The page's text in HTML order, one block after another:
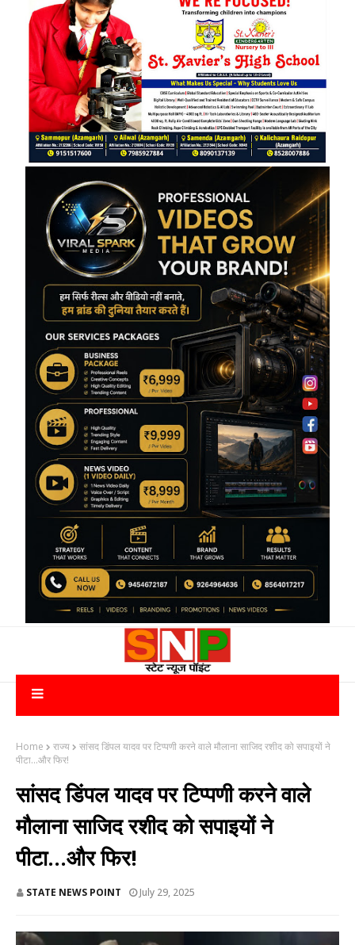
Home राज्य
सांसद डिंपल यादव पर टिप्पणी करने वाले मौलाना साजिद रशीद को सपाइयों ने
पीटा...और फिर!
सांसद डिंपल यादव पर टिप्पणी करने वाले
मौलाना साजिद रशीद को सपाइयों ने
पीटा...और फिर!
STATE NEWS POINT July 29, 2025